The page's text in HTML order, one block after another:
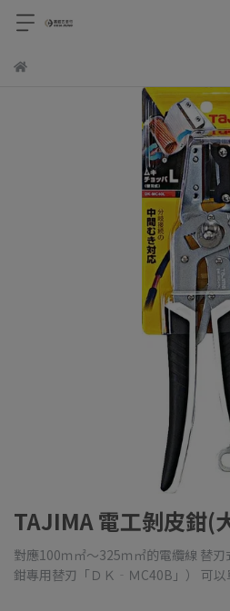
TAJIMA 電工剝皮鉗(
對應100ｍ㎡～325ｍ㎡的電纜線 替
鉗專用替刃「ＤＫ‐ＭC40B」） 可以